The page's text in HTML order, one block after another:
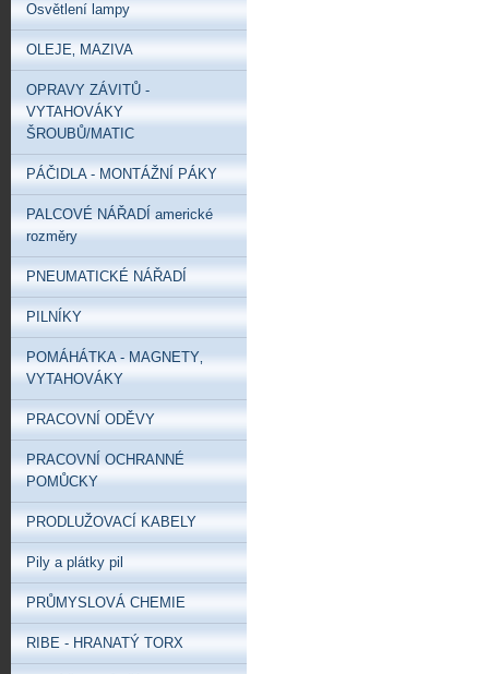
Osvětlení lampy
OLEJE‚ MAZIVA
OPRAVY ZÁVITŮ -
VYTAHOVÁKY
ŠROUBŮ/MATIC
PÁČIDLA - MONTÁŽNÍ PÁKY
PALCOVÉ NÁŘADÍ americké
rozměry
PNEUMATICKÉ NÁŘADÍ
PILNÍKY
POMÁHÁTKA - MAGNETY‚
VYTAHOVÁKY
PRACOVNÍ ODĚVY
PRACOVNÍ OCHRANNÉ
POMŮCKY
PRODLUŽOVACÍ KABELY
Pily a plátky pil
PRŮMYSLOVÁ CHEMIE
RIBE - HRANATÝ TORX